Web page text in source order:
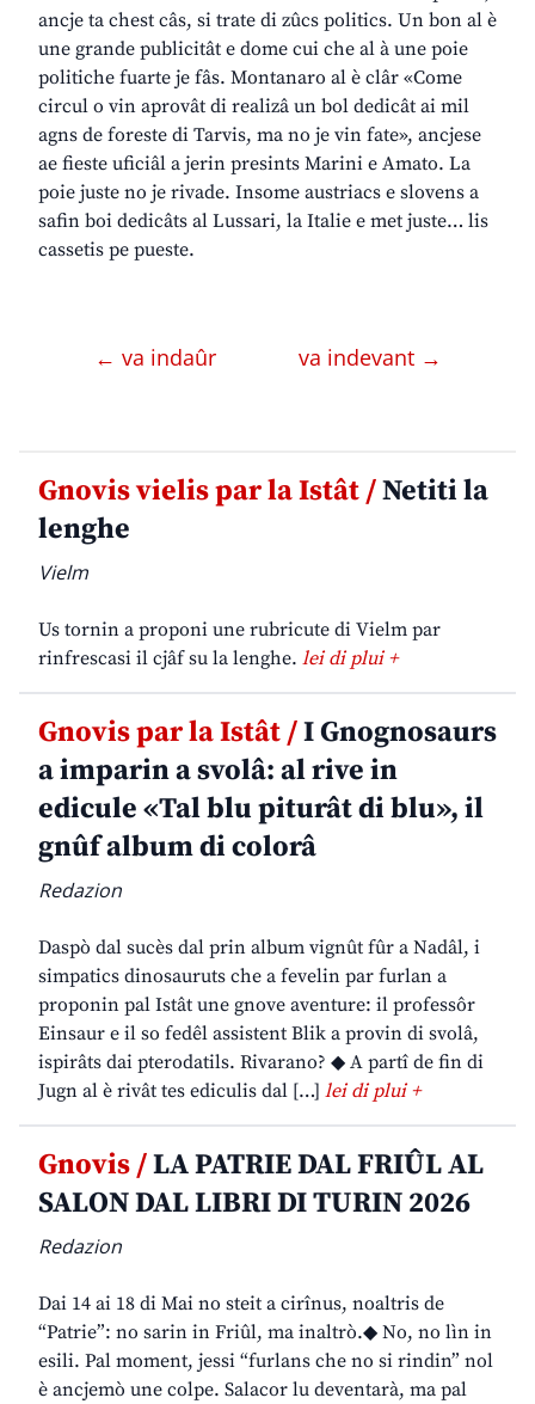
ancje ta chest câs, si trate di zûcs politics. Un bon al è
une grande publicitât e dome cui che al à une poie
politiche fuarte je fâs. Montanaro al è clâr «Come
circul o vin aprovât di realizâ un bol dedicât ai mil
agns de foreste di Tarvis, ma no je vin fate», ancjese
ae fieste uficiâl a jerin presints Marini e Amato. La
poie juste no je rivade. Insome austriacs e slovens a
safin boi dedicâts al Lussari, la Italie e met juste… lis
cassetis pe pueste.
← va indaûr va indevant →
Gnovis vielis par la Istât /Netiti la
lenghe
Vielm
Us tornin a proponi une rubricute di Vielm par
rinfrescasi il cjâf su la lenghe. lei di plui +
Gnovis par la Istât /I Gnognosaurs
a imparin a svolâ: al rive in
edicule «Tal blu piturât di blu», il
gnûf album di colorâ
Redazion
Daspò dal sucès dal prin album vignût fûr a Nadâl, i
simpatics dinosauruts che a fevelin par furlan a
proponin pal Istât une gnove aventure: il professôr
Einsaur e il so fedêl assistent Blik a provin di svolâ,
ispirâts dai pterodatils. Rivarano? ◆ A partî de fin di
Jugn al è rivât tes ediculis dal […] lei di plui +
Gnovis /LA PATRIE DAL FRIÛL AL
SALON DAL LIBRI DI TURIN 2026
Redazion
Dai 14 ai 18 di Mai no steit a cirînus, noaltris de
“Patrie”: no sarin in Friûl, ma inaltrò.◆ No, no lìn in
esili. Pal moment, jessi “furlans che no si rindin” nol
è ancjemò une colpe. Salacor lu deventarà, ma pal